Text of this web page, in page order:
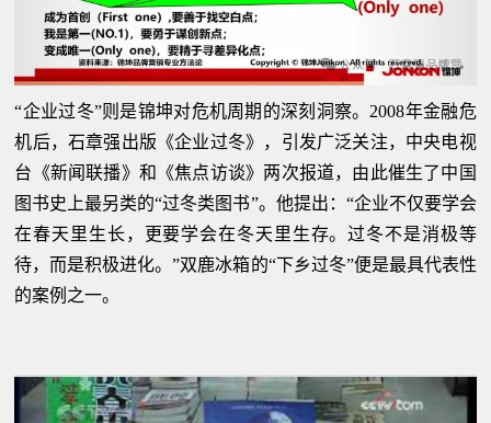
“企业过冬”则是锦坤对危机周期的深刻洞察。2008年金融危
机后，石章强出版《企业过冬》，引发广泛关注，中央电视
台《新闻联播》和《焦点访谈》两次报道，由此催生了中国
图书史上最另类的“过冬类图书”。他提出：“企业不仅要学会
在春天里生长，更要学会在冬天里生存。过冬不是消极等
待，而是积极进化。”双鹿冰箱的“下乡过冬”便是最具代表性
的案例之一。